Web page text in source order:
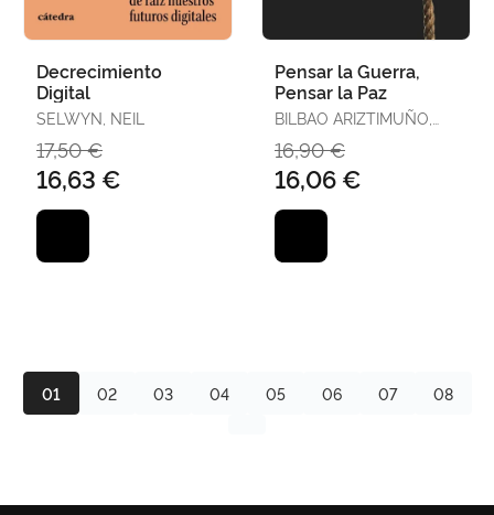
Decrecimiento
Digital
SELWYN, NEIL
17,50 €
16,63 €
Pensar la Guerra,
Pensar la Paz
BILBAO ARIZTIMUÑO,
16,90 €
16,06 €
01 02 03 04 05 06 07 08